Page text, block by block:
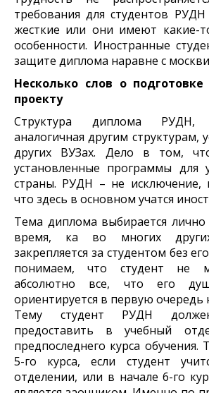
требования для студентов
жесткие или они имеют какие-
особенности. Иностранные
защите диплома наравне с
Несколько слов о
проекту
Структура диплома
аналогичная другим структурам,
других ВУЗах. Дело в том,
установленные программы для
страны. РУДН – не исключение,
что здесь в основном учатся
Тема диплома выбирается лично
время, ка во многих
закрепляется за студентом без
понимаем, что студент не
абсолютно все, что его
ориентируется в первую очередь
Тему студент РУДН
предоставить в учебный
предпоследнего курса обучения.
5-го курса, если студент
отделении, или в начале 6-го